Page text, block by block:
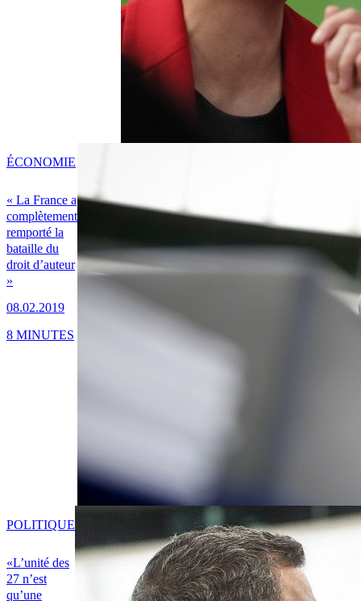
« La France a
complètement
remporté la
bataille du
droit d’auteur
»
08.02.2019
ÉCONOMIE
8 MINUTES
«L’unité des
27 n’est
qu’une
POLITIQUE